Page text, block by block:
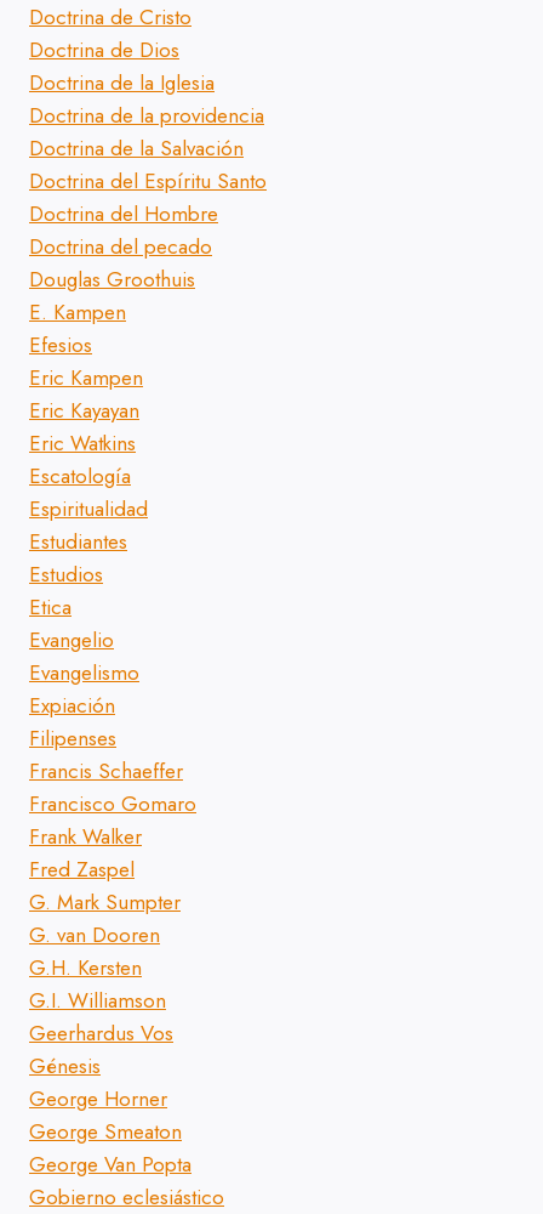
Doctrina de Cristo
Doctrina de Dios
Doctrina de la Iglesia
Doctrina de la providencia
Doctrina de la Salvación
Doctrina del Espíritu Santo
Doctrina del Hombre
Doctrina del pecado
Douglas Groothuis
E. Kampen
Efesios
Eric Kampen
Eric Kayayan
Eric Watkins
Escatología
Espiritualidad
Estudiantes
Estudios
Etica
Evangelio
Evangelismo
Expiación
Filipenses
Francis Schaeffer
Francisco Gomaro
Frank Walker
Fred Zaspel
G. Mark Sumpter
G. van Dooren
G.H. Kersten
G.I. Williamson
Geerhardus Vos
Génesis
George Horner
George Smeaton
George Van Popta
Gobierno eclesiástico